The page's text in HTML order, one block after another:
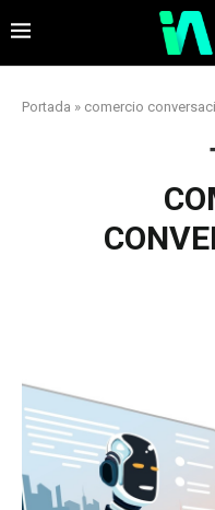
Portada » comercio